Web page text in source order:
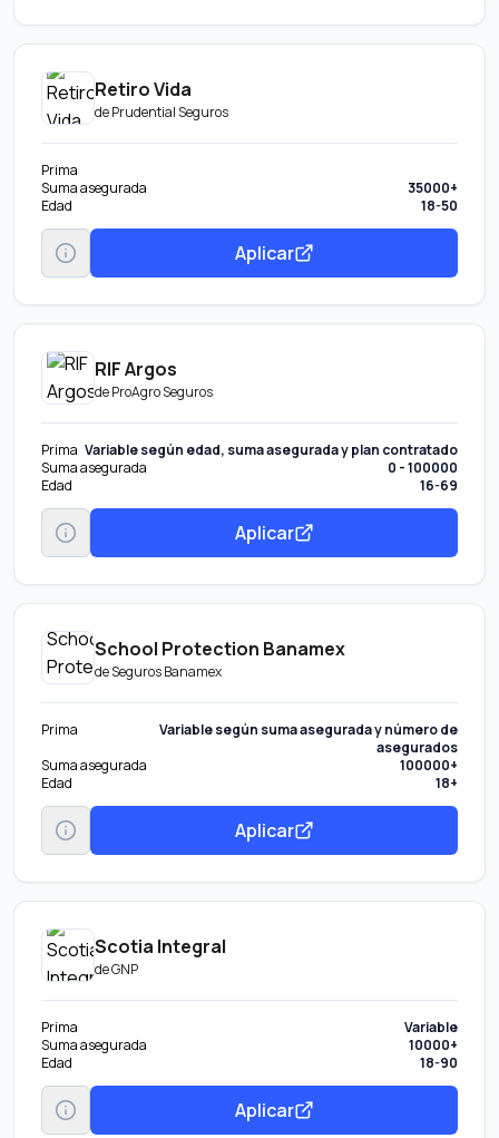
Retiro Vida
dePrudential Seguros
Prima
Suma asegurada
35000+
Edad
18-50
Aplicar
RIF Argos
deProAgro Seguros
Prima Variable según edad, suma asegurada y plan contratado
Suma asegurada
0 - 100000
Edad
16-69
Aplicar
School Protection Banamex
deSeguros Banamex
Prima
Variable según suma asegurada y número de
asegurados
Suma asegurada
100000+
Edad
18+
Aplicar
Scotia Integral
deGNP
Prima
Variable
Suma asegurada
10000+
Edad
18-90
Aplicar